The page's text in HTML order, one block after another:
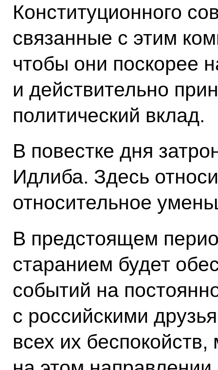
Конституционного
связанные с этим
чтобы они поскорее
и действительно
политический вклад.
В повестке дня
Идлиба. Здесь
относительное
В предстоящем
старанием будет
событий на
с российскими
всех их